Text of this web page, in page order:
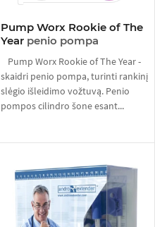
Pump Worx Rookie of The
Year penio pompa
Pump Worx Rookie of The Year -
skaidri penio pompa, turinti rankinį
slėgio išleidimo vožtuvą. Penio
pompos cilindro šone esant...